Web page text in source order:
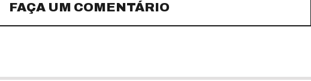
FAÇA UM COMENTÁRIO